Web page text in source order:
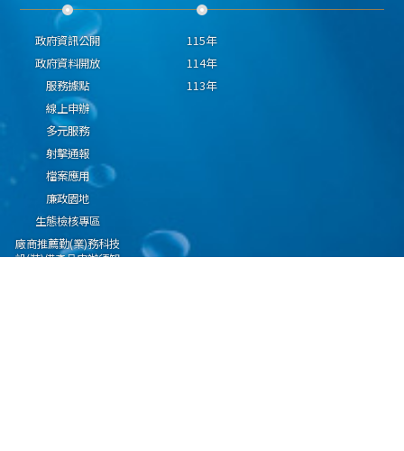
政府資訊公開
政府資料開放
服務據點
線上申辦
多元服務
射擊通報
檔案應用
廉政園地
生態檢核專區
廠商推薦勤(業)務科技
設(裝)備產品申辦須知
115年
114年
113年